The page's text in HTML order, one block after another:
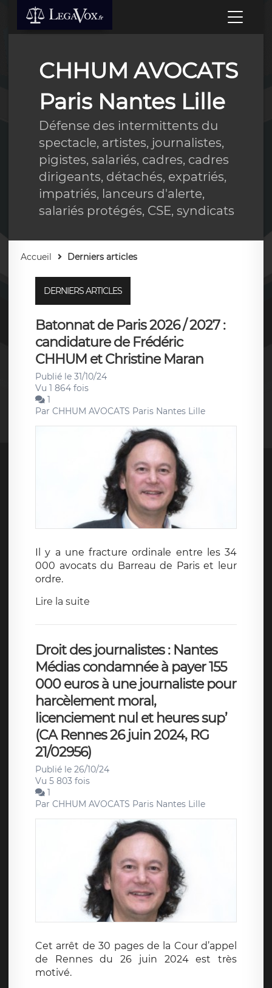
CHHUM AVOCATS
Paris Nantes Lille
Défense des intermittents du
spectacle, artistes, journalistes,
pigistes, salariés, cadres, cadres
dirigeants, détachés, expatriés,
impatriés, lanceurs d'alerte,
salariés protégés, CSE, syndicats
Accueil Derniers articles
DERNIERS ARTICLES
Batonnat de Paris 2026 / 2027 :
candidature de Frédéric
CHHUM et Christine Maran
Publié le 31/10/24
Vu 1 864 fois
1
Par CHHUM AVOCATS Paris Nantes Lille
Il y a une fracture ordinale entre les 34
000 avocats du Barreau de Paris et leur
ordre.
Lire la suite
Droit des journalistes : Nantes
Médias condamnée à payer 155
000 euros à une journaliste pour
harcèlement moral,
licenciement nul et heures sup’
(CA Rennes 26 juin 2024, RG
21/02956)
Publié le 26/10/24
Vu 5 803 fois
1
Par CHHUM AVOCATS Paris Nantes Lille
Cet arrêt de 30 pages de la Cour d’appel
de Rennes du 26 juin 2024 est très
motivé.